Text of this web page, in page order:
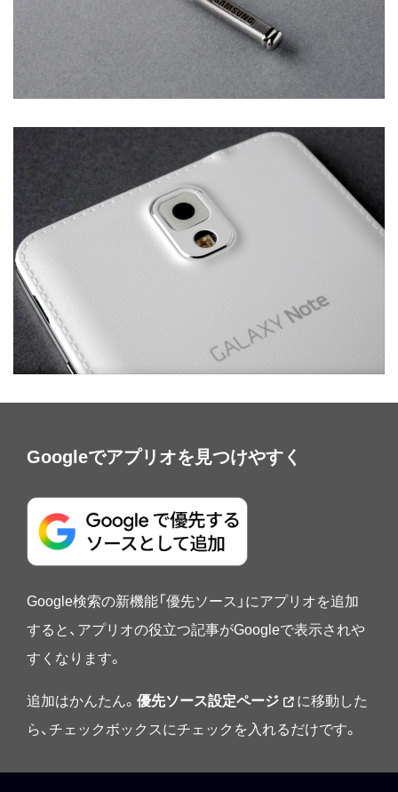
Googleでアプリオを見つけやすく
Google検索の新機能「優先ソース」にアプリオを追加
すると、アプリオの役立つ記事がGoogleで表示されや
すくなります。
追加はかんたん。 優先ソース設定ページ
に移動した
ら、チェックボックスにチェックを入れるだけです。